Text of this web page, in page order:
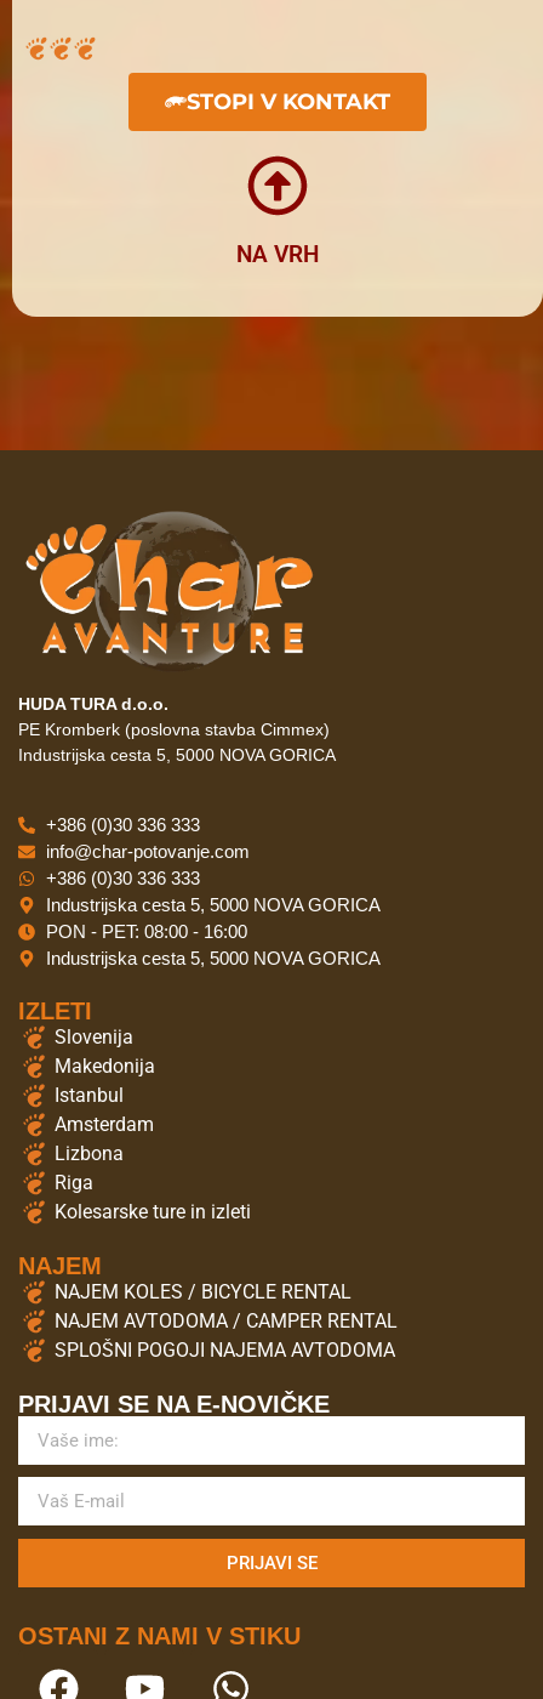
STOPI V KONTAKT
NA VRH
HUDA TURA d.o.o.
PE Kromberk (poslovna stavba Cimmex)
Industrijska cesta 5, 5000 NOVA GORICA
+386 (0)30 336 333
info@char-potovanje.com
+386 (0)30 336 333
Industrijska cesta 5, 5000 NOVA GORICA
PON - PET: 08:00 - 16:00
Industrijska cesta 5, 5000 NOVA GORICA
IZLETI
Slovenija
Makedonija
Istanbul
Amsterdam
Lizbona
Riga
Kolesarske ture in izleti
NAJEM
NAJEM KOLES / BICYCLE RENTAL
NAJEM AVTODOMA / CAMPER RENTAL
SPLOŠNI POGOJI NAJEMA AVTODOMA
PRIJAVI SE NA E-NOVIČKE
PRIJAVI SE
OSTANI Z NAMI V STIKU